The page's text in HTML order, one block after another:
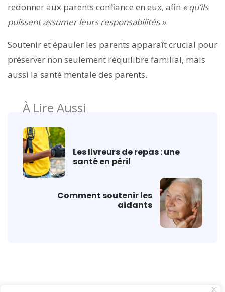
redonner aux parents confiance en eux, afin « qu’ils
puissent assumer leurs responsabilités ».
Soutenir et épauler les parents apparaît crucial pour
préserver non seulement l’équilibre familial, mais
aussi la santé mentale des parents.
À Lire Aussi
Les livreurs de repas : une
santé en péril
Comment soutenir les
aidants